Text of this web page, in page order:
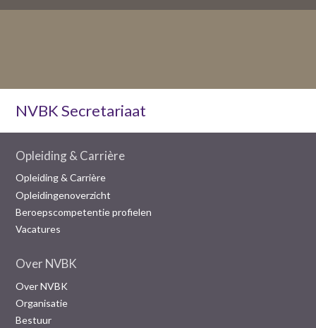
NVBK Secretariaat
Opleiding & Carrière
Opleiding & Carrière
Opleidingenoverzicht
Beroepscompetentie profielen
Vacatures
Over NVBK
Over NVBK
Organisatie
Bestuur